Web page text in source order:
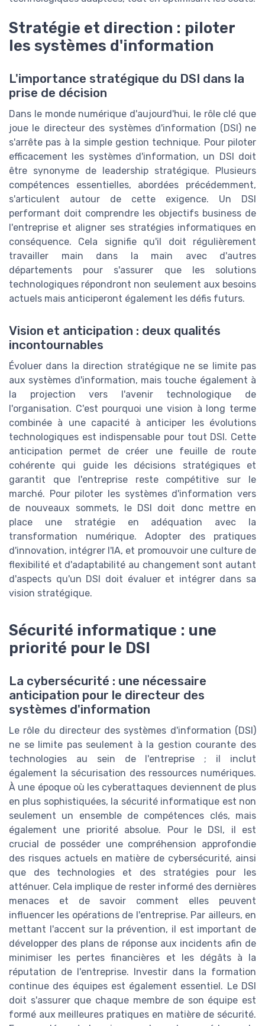
Stratégie et direction : piloter
les systèmes d'information
L'importance stratégique du DSI dans la
prise de décision
Dans le monde numérique d'aujourd'hui, le rôle clé que
joue le directeur des systèmes d'information (DSI) ne
s'arrête pas à la simple gestion technique. Pour piloter
efficacement les systèmes d'information, un DSI doit
être synonyme de leadership stratégique. Plusieurs
compétences essentielles, abordées précédemment,
s'articulent autour de cette exigence. Un DSI
performant doit comprendre les objectifs business de
l'entreprise et aligner ses stratégies informatiques en
conséquence. Cela signifie qu'il doit régulièrement
travailler main dans la main avec d'autres
départements pour s'assurer que les solutions
technologiques répondront non seulement aux besoins
actuels mais anticiperont également les défis futurs.
Vision et anticipation : deux qualités
incontournables
Évoluer dans la direction stratégique ne se limite pas
aux systèmes d'information, mais touche également à
la projection vers l'avenir technologique de
l'organisation. C'est pourquoi une vision à long terme
combinée à une capacité à anticiper les évolutions
technologiques est indispensable pour tout DSI. Cette
anticipation permet de créer une feuille de route
cohérente qui guide les décisions stratégiques et
garantit que l'entreprise reste compétitive sur le
marché. Pour piloter les systèmes d'information vers
de nouveaux sommets, le DSI doit donc mettre en
place une stratégie en adéquation avec la
transformation numérique. Adopter des pratiques
d'innovation, intégrer l'IA, et promouvoir une culture de
flexibilité et d'adaptabilité au changement sont autant
d'aspects qu'un DSI doit évaluer et intégrer dans sa
vision stratégique.
Sécurité informatique : une
priorité pour le DSI
La cybersécurité : une nécessaire
anticipation pour le directeur des
systèmes d'information
Le rôle du directeur des systèmes d'information (DSI)
ne se limite pas seulement à la gestion courante des
technologies au sein de l'entreprise ; il inclut
également la sécurisation des ressources numériques.
À une époque où les cyberattaques deviennent de plus
en plus sophistiquées, la sécurité informatique est non
seulement un ensemble de compétences clés, mais
également une priorité absolue. Pour le DSI, il est
crucial de posséder une compréhension approfondie
des risques actuels en matière de cybersécurité, ainsi
que des technologies et des stratégies pour les
atténuer. Cela implique de rester informé des dernières
menaces et de savoir comment elles peuvent
influencer les opérations de l'entreprise. Par ailleurs, en
mettant l'accent sur la prévention, il est important de
développer des plans de réponse aux incidents afin de
minimiser les pertes financières et les dégâts à la
réputation de l'entreprise. Investir dans la formation
continue des équipes est également essentiel. Le DSI
doit s'assurer que chaque membre de son équipe est
formé aux meilleures pratiques en matière de sécurité.